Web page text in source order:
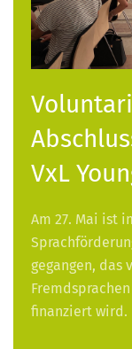
VxL
Am 27. Mai ist
gegangen, das
finanziert wird.